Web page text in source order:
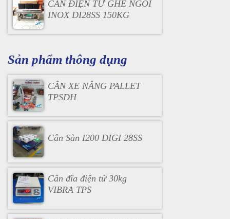
CÂN ĐIỆN TỬ GHẾ NGỒI
INOX DI28SS 150KG
Sản phẩm thông dụng
CÂN XE NÂNG PALLET
TPSDH
Cân Sàn I200 DIGI 28SS
Cân đĩa điện tử 30kg
VIBRA TPS